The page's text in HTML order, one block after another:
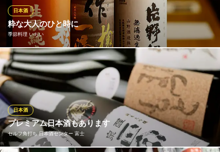
粋な大人のひと時に
季節料理 いちい
日本酒
各地の蔵元から集めた地酒は常時20種類ほど、すっきりとフルー
ティーな大吟醸酒、きめ細かく奥行きある味わいの生酛純米酒…
等々、多彩なラインナップを揃えております。1本なくなれば、ま
た別の1本…と銘柄は常に替わります
季節料理 いちい
旬の日替わり 和食
大阪メトロ御堂筋線なんば駅14番出口 徒歩3分
大阪府大阪市中央区道頓堀1-7-10
プレミアム日本酒もあります
セルフ角打ち 日本酒センター 富士
日本酒